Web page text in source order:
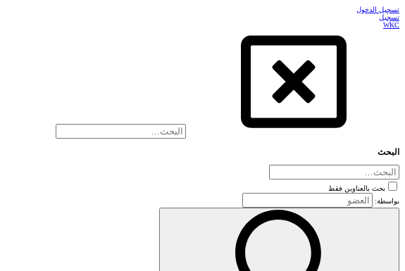
تسجيل الدخول
تسجيل
WKC
البحث
بحث بالعناوين فقط
بواسطة: